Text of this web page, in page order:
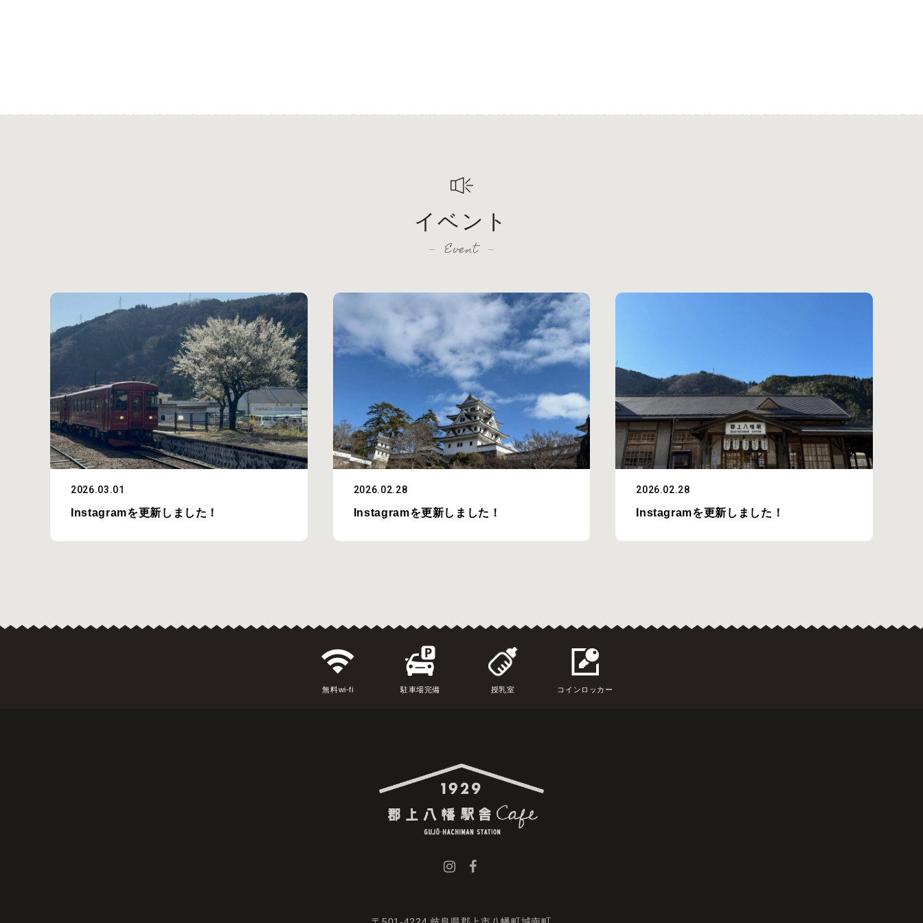
イベント
Event
2026.03.01
Instagramを更新しました！
2026.02.28
Instagramを更新しました！
2026.02.28
Instagramを更新しました！
無料wi-fi 駐車場完備 授乳室 コインロッカー